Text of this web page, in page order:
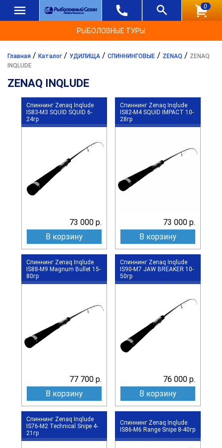
0
РЫБОЛОВНЫЕ ТУРЫ
Главная / Каталог / УДИЛИЩА / СПИННИНГОВЫЕ / ZENAQ / ZENAQ
INQLUDE
ZENAQ INQLUDE
Спиннинг Zenaq Inqlude
IS83-M3 SQUID SQUID 6-
24гр
73 000 р.
В корзину
Спиннинг Zenaq Inqlude
IS82-M4 SQUID IMPACT 10-
28гр
73 000 р.
В корзину
Спиннинг Zenaq Inqlude
IS88-M9 Magnum Bullet 15-
80гр
77 700 р.
В корзину
Спиннинг Zenaq Inqlude
IS90-M7 JAW BREAKER 10-
50гр
76 000 р.
В корзину
Спиннинг Zenaq Inqlude
IS76-M2 Technical Snipe 4-
21гр
Спиннинг Zenaq Inqlude
IS86-M6 Range Snipe 8-40гр